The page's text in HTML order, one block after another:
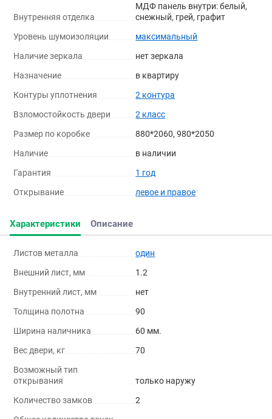
Внутренняя отделка
МДФ панель внутри: белый,
снежный, грей, графит
Уровень шумоизоляции
максимальный
Наличие зеркала
нет зеркала
Назначение
в квартиру
Контуры уплотнения
2 контура
Взломостойкость двери
2 класс
Размер по коробке
880*2060, 980*2050
Наличие
в наличии
Гарантия
1 год
Открывание
левое и правое
Характеристики Описание
Листов металла
один
Внешний лист, мм
1.2
Внутренний лист, мм
нет
Толщина полотна
90
Ширина наличника
60 мм.
Вес двери, кг
70
Возможный тип
открывания
только наружу
Количество замков
2